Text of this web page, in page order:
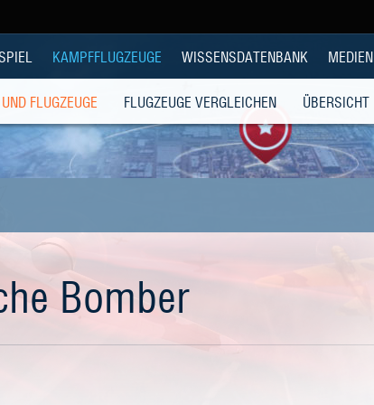
KAMPFFLUGZEUGE WISSENSDATENBANK MEDIEN
FLUGZEUGE FLUGZEUGE VERGLEICHEN ÜBERSICHT
Bomber